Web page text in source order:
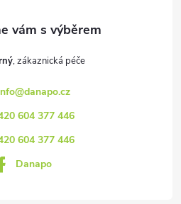
@danapo.cz
604 377 446
604 377 446
Danapo